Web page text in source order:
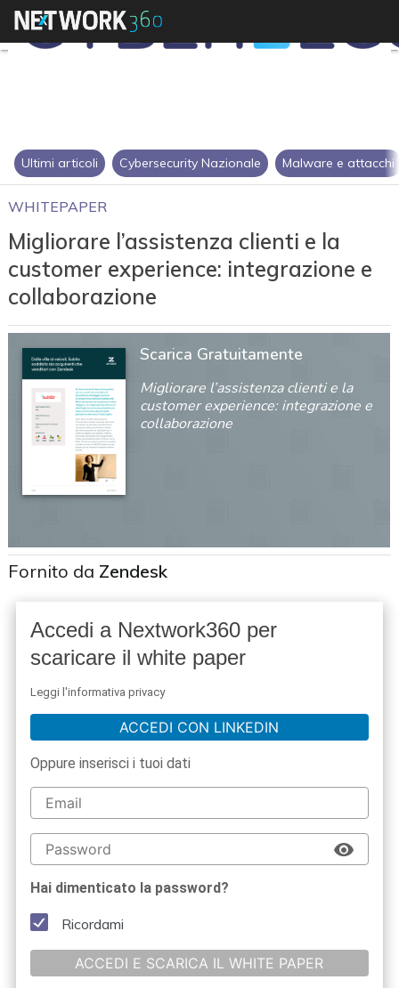
Ultimi articoli Cybersecurity Nazionale Malware e attacchi
WHITEPAPER
Migliorare l’assistenza clienti e la
customer experience: integrazione e
collaborazione
Scarica Gratuitamente
Migliorare l’assistenza clienti e la
customer experience: integrazione e
collaborazione
Fornito da Zendesk
Accedi a Nextwork360 per
scaricare il white paper
Leggi l'informativa privacy
ACCEDI CON LINKEDIN
Oppure inserisci i tuoi dati
Hai dimenticato la password?
Ricordami
ACCEDI E SCARICA IL WHITE PAPER